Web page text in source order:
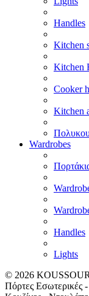
Handles
Kitchen
Kitchen
Cooker
Kitchen
Wardrobes
Handles
Lights
© 2026
Πόρτες Εσωτερικές